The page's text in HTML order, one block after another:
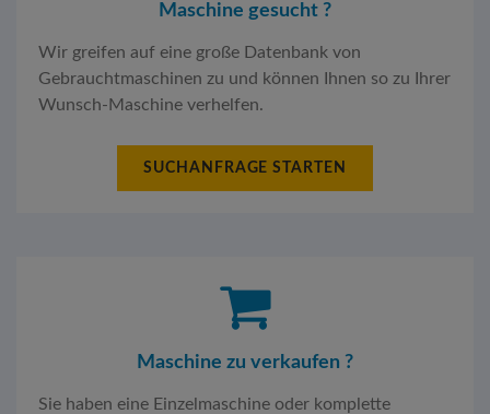
Maschine gesucht ?
Wir greifen auf eine große Datenbank von
Gebrauchtmaschinen zu und können Ihnen so zu Ihrer
Wunsch-Maschine verhelfen.
SUCHANFRAGE STARTEN
Maschine zu verkaufen ?
Sie haben eine Einzelmaschine oder komplette